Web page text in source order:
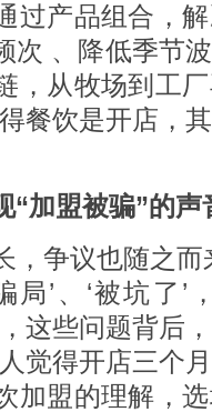
产品组合，解
次 、降低季节
，从牧场到工
餐饮是开店，
“加盟被骗”的声
争议也随之而
局’、‘被坑了
这些问题背后
觉得开店三个
加盟的理解，